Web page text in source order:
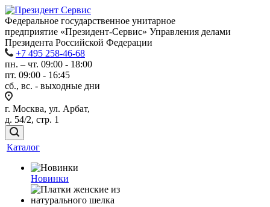
Федеральное государственное унитарное
предприятие «Президент-Сервис» Управления делами
Президента Российской Федерации
+7 495 258-46-68
пн. – чт. 09:00 - 18:00
пт. 09:00 - 16:45
сб., вс. - выходные дни
г. Москва, ул. Арбат,
д. 54/2, стр. 1
Каталог
Новинки